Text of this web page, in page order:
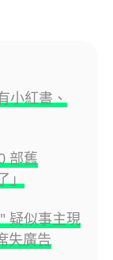
小紅書、
部舊
疑似事主現
失廣告